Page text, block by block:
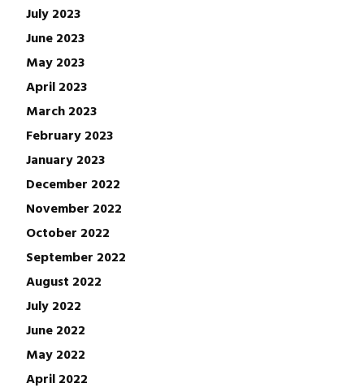
July 2023
June 2023
May 2023
April 2023
March 2023
February 2023
January 2023
December 2022
November 2022
October 2022
September 2022
August 2022
July 2022
June 2022
May 2022
April 2022